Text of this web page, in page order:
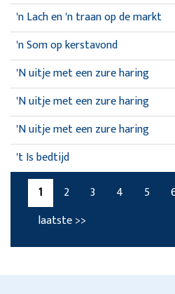
'n Lach en 'n traan op de markt
'n Som op kerstavond
'N uitje met een zure haring
'N uitje met een zure haring
'N uitje met een zure haring
't Is bedtijd
1
2 3 4 5
laatste >>